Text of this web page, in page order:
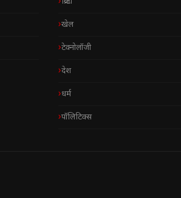
खेल
टेक्नोलॉजी
देश
धर्म
पॉलिटिक्स